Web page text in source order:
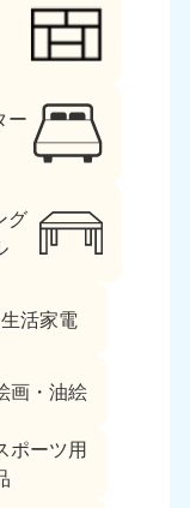
ー
グ
生活家電
画・油絵
ポーツ用